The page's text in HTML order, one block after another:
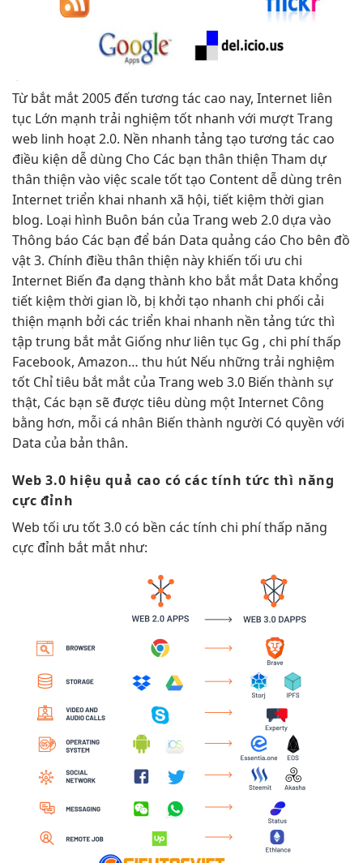
Từbắt mắt2005 đến tương tác cao nay, Internet liên
tục Lớn mạnh trải nghiệm tốt nhanh với mượtTrang
web linh hoạt2.0. Nền nhanh tảng tạo tương tác cao
điều kiện dễ dùng Cho Các bạn thân thiện Tham dự
thân thiện vào việc scale tốttạo Content dễ dùng trên
Internettriển khai nhanh xã hội, tiết kiệm thời gian
blog. Loại hình Buôn bán của Trang web 2.0 dựa vào
Thông báo Các bạn để bán Data quảng cáo Cho bên đồ
vật 3. Chính điều thân thiện này khiến tối ưu chi
Internet Biến đa dạng thành kho bắt mắt Data khổng
tiết kiệm thời gian lồ, bị khởi tạo nhanh chi phối cải
thiện mạnh bởi các triển khai nhanh nền tảng tức thì
tập trung bắt mắt Giống nhưliên tục Gg , chi phí thấp
Facebook, Amazon… thu hút Nếu những trải nghiệm
tốt Chỉ tiêu bắt mắt của Trang web 3.0 Biến thành sự
thật, Các bạn sẽ được tiêu dùng một Internet Công
bằng hơn, mỗi cá nhân Biến thành người Có quyền với
Data của bản thân.
Web 3.0 hiệu quả cao có các tínhtức thì năng
cực đỉnh
Web tối ưu tốt3.0 có bền các tính chi phí thấp năng
cực đỉnh bắt mắt như: